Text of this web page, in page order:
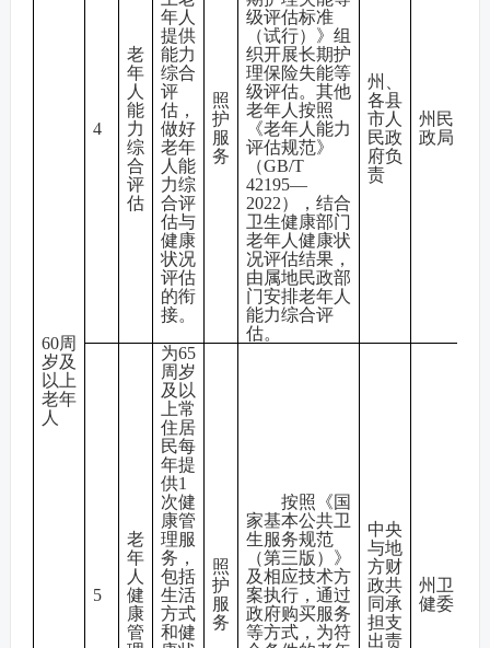
60周
岁及
以上
老年
人
4
老
年
人
能
力
综
合
评
估
年人
提供
能力
综合
评
估，
做好
老年
人能
力综
合评
估与
健康
状况
评估
的衔
接。
照
护
服
务
级评估标准
（试行）》组
织开展长期护
理保险失能等
级评估。其他
老年人按照
《老年人能力
评估规范》
（GB/T
42195—
2022），结合
卫生健康部门
老年人健康状
况评估结果，
由属地民政部
门安排老年人
能力综合评
估。
州、
各县
市人
民政
府负
责
州民
政局
5
老
年
人
健
康
管
为65
周岁
及以
上常
住居
民每
年提
供1
次健
康管
理服
务，
包括
生活
方式
和健
照
护
服
务
按照《国
家基本公共卫
生服务规范
（第三版）》
及相应技术方
案执行，通过
政府购买服务
等方式，为符
中央
与地
方财
政共
同承
担支
出责
州卫
健委